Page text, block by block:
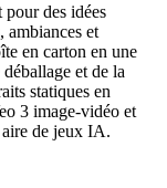
des idées
ambiances et
en carton en une
et de la
statiques en
3 image-vidéo et
aire de jeux IA.